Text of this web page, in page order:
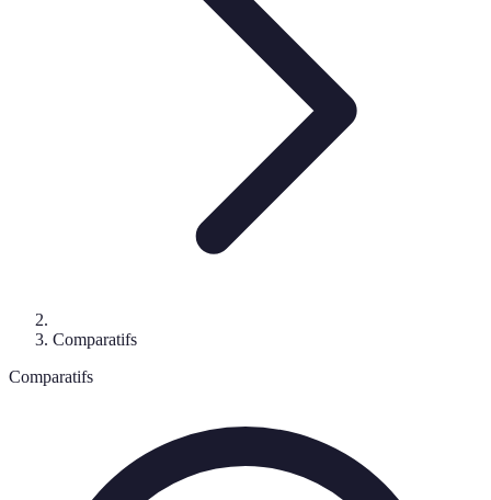
Comparatifs
Comparatifs